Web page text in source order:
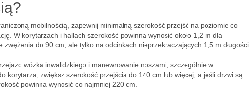
mobilnością, zapewnij minimalną szerokość przejść na poziomie co
W korytarzach i hallach szerokość powinna wynosić około 1,2 m dla
do 90 cm, ale tylko na odcinkach nieprzekraczających 1,5 m długości.
wózka inwalidzkiego i manewrowanie noszami, szczególnie w
korytarza, zwiększ szerokość przejścia do 140 cm lub więcej, a jeśli drzwi są
powinna wynosić co najmniej 220 cm.